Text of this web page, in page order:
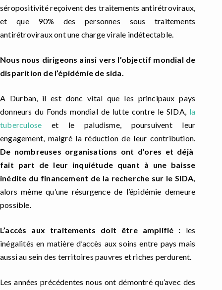
séropositivité reçoivent des traitements antirétroviraux,
et que 90% des personnes sous traitements
antirétroviraux ont une charge virale indétectable.
Nous nous dirigeons ainsi vers l’objectif mondial de
disparition de l’épidémie de sida.
A Durban, il est donc vital que les principaux pays
donneurs du Fonds mondial de lutte contre le SIDA, la
tuberculose et le paludisme, poursuivent leur
engagement, malgré la réduction de leur contribution.
De nombreuses organisations ont d’ores et déjà
fait part de leur inquiétude quant à une baisse
inédite du financement de la recherche sur le SIDA,
alors même qu’une résurgence de l’épidémie demeure
possible.
L’accès aux traitements doit être amplifié : les
inégalités en matière d’accès aux soins entre pays mais
aussi au sein des territoires pauvres et riches perdurent.
Les années précédentes nous ont démontré qu’avec des